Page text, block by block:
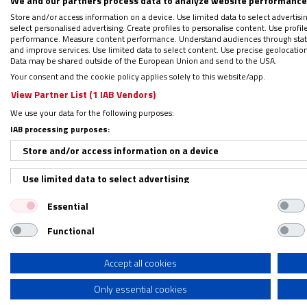
lucha ideológica en toda regla.La
Supongo que todos estos pregoneros,
a una sociedad por la que se sienten
o quizás buscando un lugar en medio de
La trasgresión religiosa, del mismo
en su realización. Es más difícil hacer
camino nuevo, y si la propuesta es
moralmente inaceptable y en este
incomprensiones y resentimientos,
La mejor respuesta es el
Y entre los que formamos la Iglesia
Store and/or access information on a device. Use limited data to select
select personalised advertising. Create profiles to personalise content. Use
performance. Measure content performance. Understand audiences through
and improve services. Use limited data to select content. Use precise
Data may be shared outside of the European Union and send to the USA.
Your consent and the cookie policy applies solely to this website/app.
View Partner List (1 IAB Vendors)
We use your data for the following purposes:
IAB processing purposes:
Store and/or access information on a device
Use limited data to select advertising
Create profiles for personalised advertising
Use profiles to select personalised advertising
Create profiles to personalise content
Use profiles to select personalised content
Essential
Functional
Accept all cookies
Only essential cookies